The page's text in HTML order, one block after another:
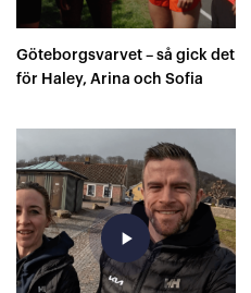
Göteborgsvarvet – så gick det
för Haley, Arina och Sofia
play_arrow